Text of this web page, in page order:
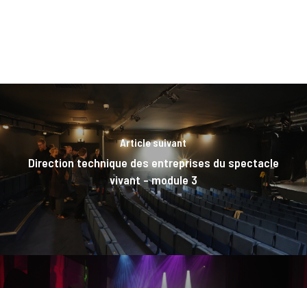
Article suivant
Direction technique des entreprises du spectacle
vivant – module 3